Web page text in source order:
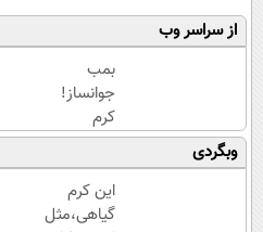
از سراسر وب
بمب
جوانساز!
کرم
بوتاکس
جلبک
اسپیرولینا50%تخفیف
وبگردی
این کرم
گیاهی،مثل